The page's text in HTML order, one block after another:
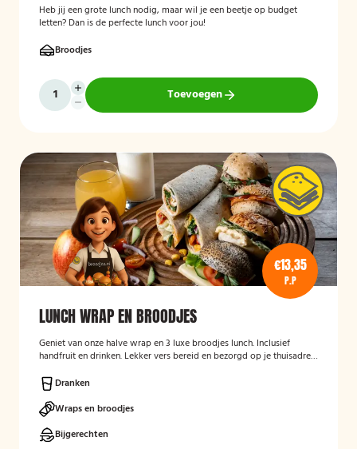
Heb jij een grote lunch nodig, maar wil je een beetje op budget
letten? Dan is de perfecte lunch voor jou!
Broodjes
Toevoegen
€13,35
P.P
LUNCH WRAP EN BROODJES
Geniet van onze halve wrap en 3 luxe broodjes lunch. Inclusief
handfruit en drinken. Lekker vers bereid en bezorgd op je thuisadres
Dranken
Wraps en broodjes
Bijgerechten